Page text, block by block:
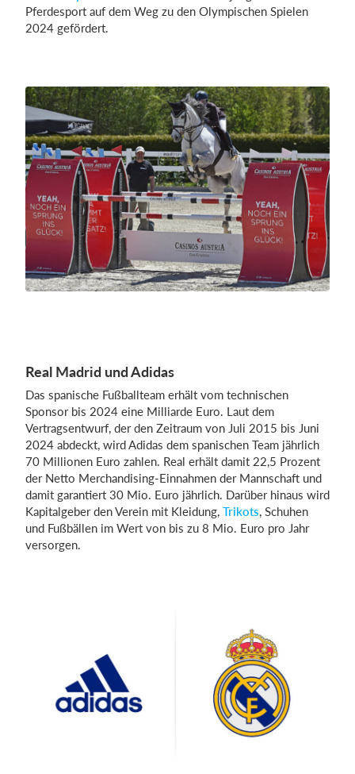
Pferdesport auf dem Weg zu den Olympischen Spielen
2024 gefördert.
Real Madrid und Adidas
Das spanische Fußballteam erhält vom technischen
Sponsor bis 2024 eine Milliarde Euro. Laut dem
Vertragsentwurf, der den Zeitraum von Juli 2015 bis Juni
2024 abdeckt, wird Adidas dem spanischen Team jährlich
70 Millionen Euro zahlen. Real erhält damit 22,5 Prozent
der Netto Merchandising-Einnahmen der Mannschaft und
damit garantiert 30 Mio. Euro jährlich. Darüber hinaus wird
Kapitalgeber den Verein mit Kleidung, Trikots, Schuhen
und Fußbällen im Wert von bis zu 8 Mio. Euro pro Jahr
versorgen.